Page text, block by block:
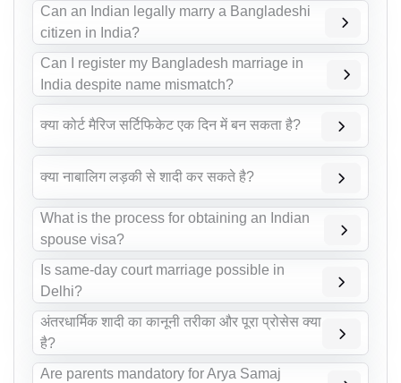
Can an Indian legally marry a Bangladeshi
citizen in India?
Can I register my Bangladesh marriage in
India despite name mismatch?
क्या कोर्ट मैरिज सर्टिफिकेट एक दिन में बन सकता है?
क्या नाबालिग लड़की से शादी कर सकते है?
What is the process for obtaining an Indian
spouse visa?
Is same-day court marriage possible in
Delhi?
अंतरधार्मिक शादी का कानूनी तरीका और पूरा प्रोसेस क्या
है?
Are parents mandatory for Arya Samaj